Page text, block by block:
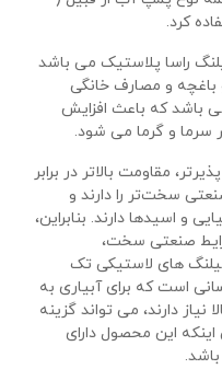
کرد.
راسا پلاستیک می باشد
باغچه و مصارف خانگی
باشد که باعث افزایش
سرما و گرما می شود.
مقاومت بالاتر در برابر
سخت‌تر را دارند و
و اسیدها دارند. بنابراین،
صنعتی سخت،
های لاستیکی تک
است که برای آبیاری به
دارند، می تواند گزینه
این محصول دارای